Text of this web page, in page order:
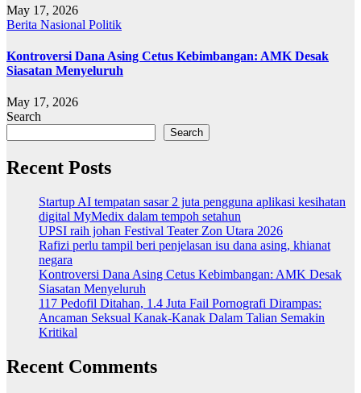
May 17, 2026
Berita Nasional Politik
Kontroversi Dana Asing Cetus Kebimbangan: AMK Desak
Siasatan Menyeluruh
May 17, 2026
Search
Search
Recent Posts
Startup AI tempatan sasar 2 juta pengguna aplikasi kesihatan
digital MyMedix dalam tempoh setahun
UPSI raih johan Festival Teater Zon Utara 2026
Rafizi perlu tampil beri penjelasan isu dana asing, khianat
negara
Kontroversi Dana Asing Cetus Kebimbangan: AMK Desak
Siasatan Menyeluruh
117 Pedofil Ditahan, 1.4 Juta Fail Pornografi Dirampas:
Ancaman Seksual Kanak-Kanak Dalam Talian Semakin
Kritikal
Recent Comments